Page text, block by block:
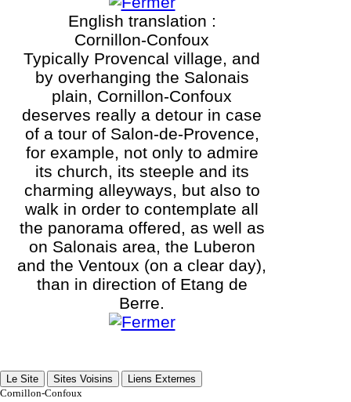
English translation :
Cornillon-Confoux
Typically Provencal village, and
by overhanging the Salonais
plain, Cornillon-Confoux
deserves really a detour in case
of a tour of Salon-de-Provence,
for example, not only to admire
its church, its steeple and its
charming alleyways, but also to
walk in order to contemplate all
the panorama offered, as well as
on Salonais area, the Luberon
and the Ventoux (on a clear day),
than in direction of Etang de
Berre.
Le Site Sites Voisins
Liens Externes
Cornillon-Confoux